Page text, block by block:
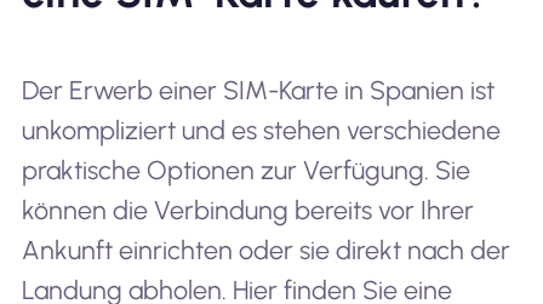
Der Erwerb einer SIM-Karte in Spanien ist
unkompliziert und es stehen verschiedene
praktische Optionen zur Verfügung. Sie
können die Verbindung bereits vor Ihrer
Ankunft einrichten oder sie direkt nach der
Landung abholen. Hier finden Sie eine